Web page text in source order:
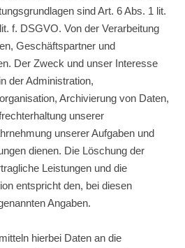
sind Art. 6 Abs. 1 lit.
f. DSGVO. Von der Verarbeitung
Geschäftspartner und
Der Zweck und unser Interesse
der Administration,
Archivierung von Daten,
unserer
unserer Aufgaben und
dienen. Die Löschung der
Leistungen und die
entspricht den, bei diesen
Angaben.
hierbei Daten an die